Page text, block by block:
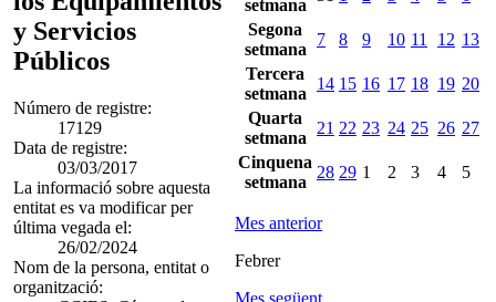
y Servicios
Públicos
Número de registre:
17129
Data de registre:
03/03/2017
La informació sobre aquesta
entitat es va modificar per
última vegada el:
26/02/2024
Nom de la persona, entitat o
organització:
setmana
Segona
setmana
7 8 9 10 11 12 13
Tercera
setmana
14 15 16 17 18 19 20
Quarta
setmana
21 22 23 24 25 26 27
Cinquena
setmana
28 29 1 2 3 4 5
Mes anterior
Febrer